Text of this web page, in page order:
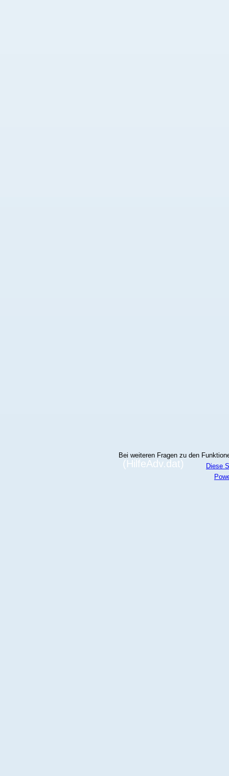
(HilfeAdv.dat)
Bei weiteren Fragen zu den
Diese